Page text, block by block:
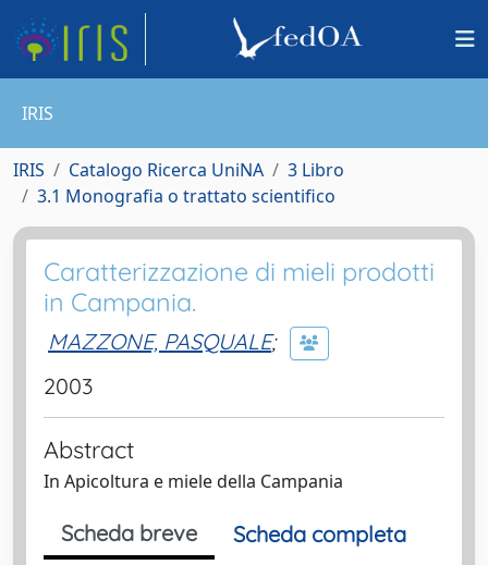
IRIS
IRIS Catalogo Ricerca UniNA
3 Libro
3.1 Monografia o trattato scientifico
Caratterizzazione di mieli prodotti
in Campania.
MAZZONE, PASQUALE;
2003
Abstract
In Apicoltura e miele della Campania
Scheda breve
Scheda completa